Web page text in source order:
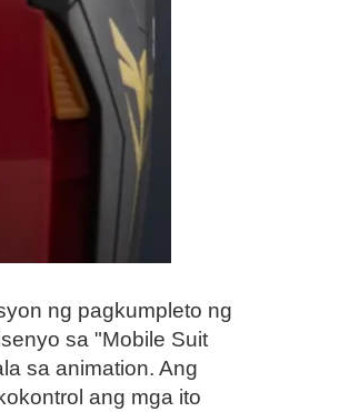
ng pagkumpleto ng
sa "Mobile Suit
sa animation. Ang
ang mga ito